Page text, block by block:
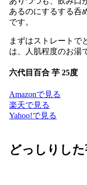
あるのにするする呑
です。
まずはストレートで
は、人肌程度のお湯
六代目百合 芋 25度
Amazonで見る
楽天で見る
Yahoo!で見る
どっしりした